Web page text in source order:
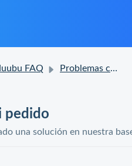
FAQ Problemas con los pedidos
pedido
una solución en nuestra